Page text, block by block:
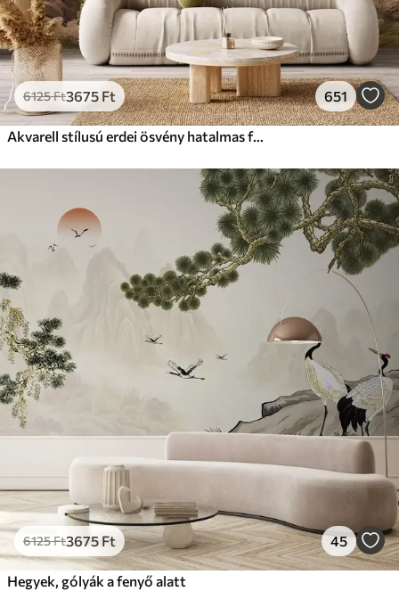
6125Ft3675 Ft 651
Akvarell stílusú erdei ösvény hatalmas fák között
6125Ft3675 Ft 45
Hegyek, gólyák a fenyő alatt